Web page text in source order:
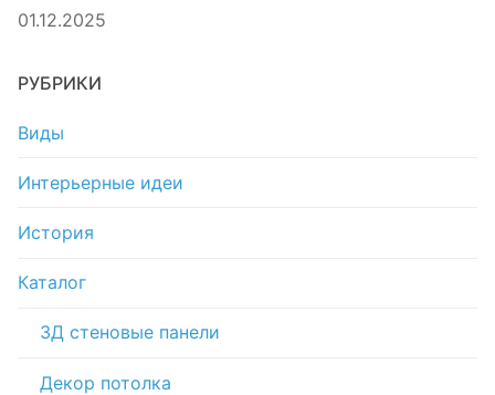
01.12.2025
РУБРИКИ
Виды
Интерьерные идеи
История
Каталог
3Д стеновые панели
Декор потолка